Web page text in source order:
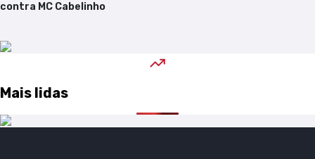
contra MC Cabelinho
Mais lidas